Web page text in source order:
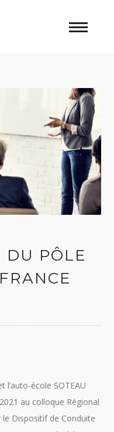
DU PÔLE
école SOTEAU
au colloque Régional
Dispositif de Conduite